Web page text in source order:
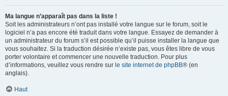
Ma langue n’apparaît pas dans la liste !
Soit les administrateurs n’ont pas installé votre langue sur le forum, soit le
logiciel n’a pas encore été traduit dans votre langue. Essayez de demander à
un administrateur du forum s’il est possible qu’il puisse installer la langue que
vous souhaitez. Si la traduction désirée n’existe pas, vous êtes libre de vous
porter volontaire et commencer une nouvelle traduction. Pour plus
d’informations, veuillez vous rendre sur le site internet de phpBB® (en
anglais).
Haut